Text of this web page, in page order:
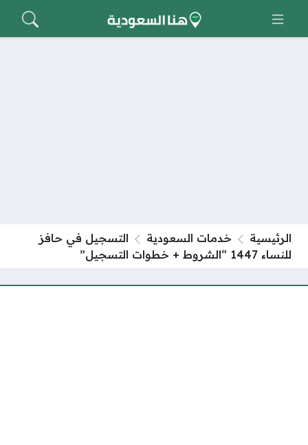
الرئيسية خدمات السعودية
التسجيل في حافز
للنساء 1447 “الشروط + خطوات التسجيل”